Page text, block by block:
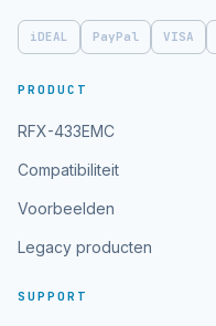
iDEAL PayPal VISA
PRODUCT
RFX-433EMC
Compatibiliteit
Voorbeelden
Legacy producten
SUPPORT